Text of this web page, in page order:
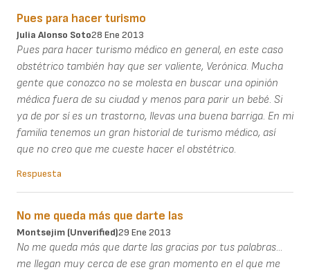
Pues para hacer turismo
Julia Alonso Soto28 Ene 2013
Pues para hacer turismo médico en general, en este caso
obstétrico también hay que ser valiente, Verónica. Mucha
gente que conozco no se molesta en buscar una opinión
médica fuera de su ciudad y menos para parir un bebé. Si
ya de por sí es un trastorno, llevas una buena barriga. En mi
familia tenemos un gran historial de turismo médico, así
que no creo que me cueste hacer el obstétrico.
Respuesta
No me queda más que darte las
Montsejim (unverified)29 Ene 2013
No me queda más que darte las gracias por tus palabras...
me llegan muy cerca de ese gran momento en el que me